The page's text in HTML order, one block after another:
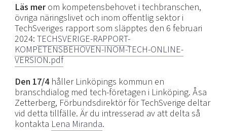
Läs merom kompetensbehovet i techbranschen,
övriga näringslivet och inom offentlig sektor i
TechSveriges rapport som släpptes den 6 februari
2024: TECHSVERIGE-RAPPORT-
KOMPETENSBEHOVEN-INOM-TECH-ONLINE-
VERSION.pdf
Den 17/4håller Linköpings kommun en
branschdialog med tech-företagen i Linköping. Åsa
Zetterberg, Förbundsdirektör för TechSverige deltar
vid detta tillfälle. Är du intresserad av att delta så
kontakta Lena Miranda.